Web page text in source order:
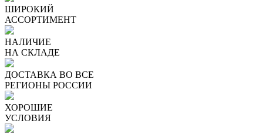
ШИРОКИЙ
АССОРТИМЕНТ
НАЛИЧИЕ
НА СКЛАДЕ
ДОСТАВКА ВО ВСЕ
РЕГИОНЫ РОССИИ
ХОРОШИЕ
УСЛОВИЯ